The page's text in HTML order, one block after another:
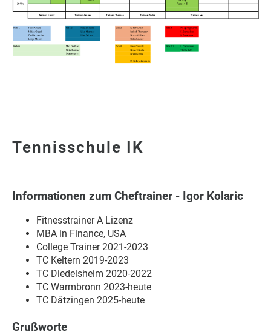
Tennisschule IK
Informationen zum Cheftrainer - Igor Kolaric
Fitnesstrainer A Lizenz
MBA in Finance, USA
College Trainer 2021-2023
TC Keltern 2019-2023
TC Diedelsheim 2020-2022
TC Warmbronn 2023-heute
TC Dätzingen 2025-heute
Grußworte